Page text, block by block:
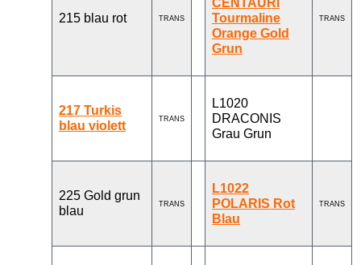
215 blau rot TRANS
Tourmaline
Orange Gold
Grun
TRANS
217 Turkis
blau violett
TRANS
L1020
DRACONIS
Grau Grun
225 Gold grun
blau
TRANS
L1022
POLARIS Rot
Blau
TRANS